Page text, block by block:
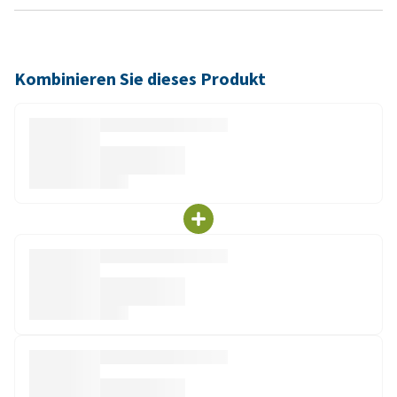
Kombinieren Sie dieses Produkt